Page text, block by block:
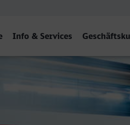
Info & Services